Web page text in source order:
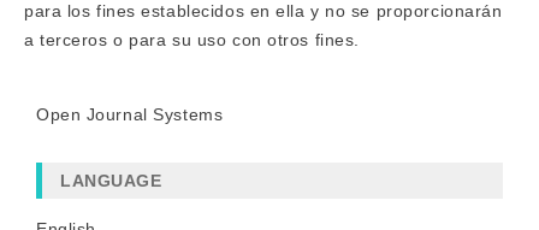
para los fines establecidos en ella y no se proporcionarán
a terceros o para su uso con otros fines.
Open Journal Systems
LANGUAGE